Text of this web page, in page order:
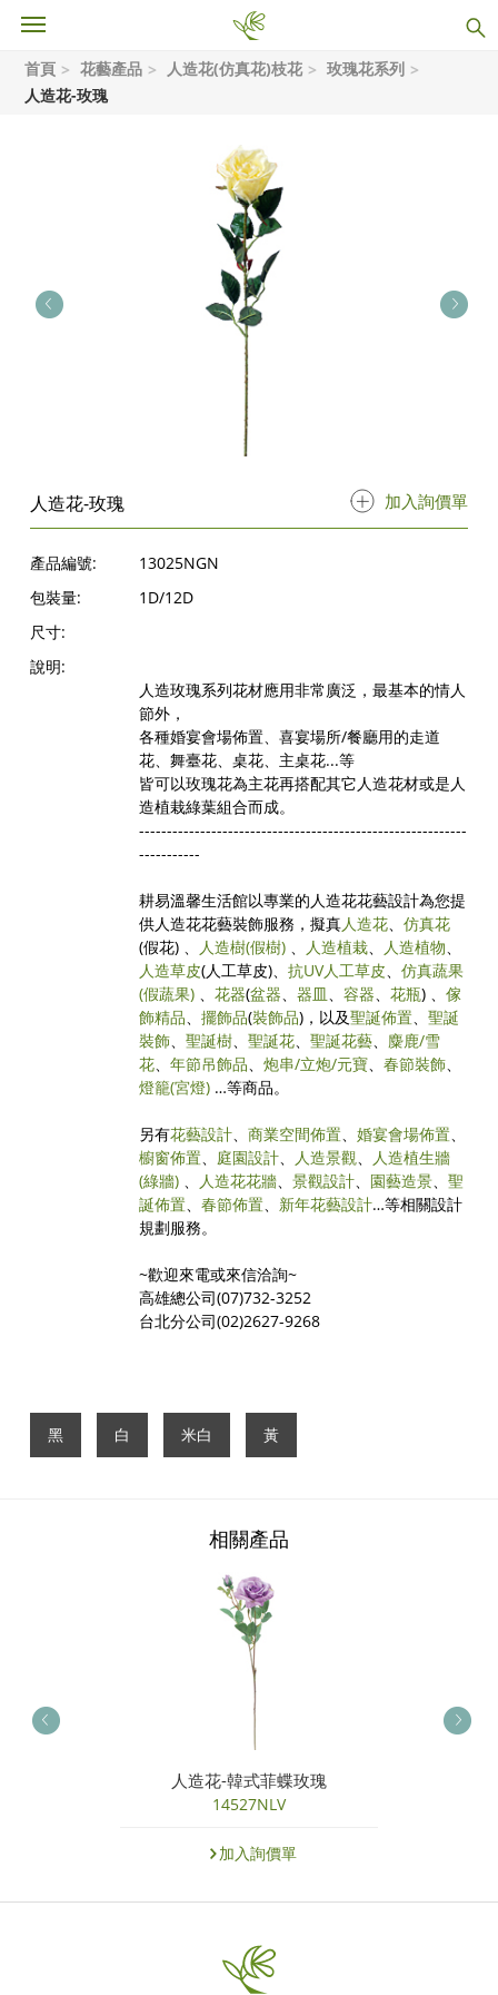
首頁 花藝產品 人造花(仿真花)枝花
玫瑰花系列
人造花-玫瑰
人造花-玫瑰 加入詢價單
產品編號:
13025NGN
包裝量:
1D/12D
尺寸:
說明:
人造玫瑰系列花材應用非常廣泛，最基本的情人
節外，
各種婚宴會場佈置、喜宴場所/餐廳用的走道
花、舞臺花、桌花、主桌花...等
皆可以玫瑰花為主花再搭配其它人造花材或是人
造植栽綠葉組合而成。
-----------------------------------------------------------
-----------
耕易溫馨生活館以專業的人造花花藝設計為您提
供人造花花藝裝飾服務，擬真人造花、仿真花
(假花) 、 人造樹(假樹) 、 人造植栽、 人造植物、
人造草皮(人工草皮)、抗UV人工草皮、仿真蔬果
(假蔬果) 、花器(盆器、器皿、容器、花瓶) 、傢
飾精品、擺飾品(裝飾品)，以及聖誕佈置、聖誕
裝飾、聖誕樹、聖誕花、聖誕花藝、 麋鹿/雪
花、年節吊飾品、炮串/立炮/元寶、春節裝飾、
燈籠(宮燈) …等商品。
另有花藝設計、商業空間佈置、婚宴會場佈置、
櫥窗佈置、 庭園設計、 人造景觀、 人造植生牆
(綠牆) 、 人造花花牆、景觀設計、 園藝造景、聖
誕佈置、春節佈置、 新年花藝設計…等相關設計
規劃服務。
~歡迎來電或來信洽詢~
高雄總公司(07)732-3252
台北分公司(02)2627-9268
黑 白 米白 黃
相關產品
人造花-韓式菲蝶玫瑰
14527NLV
加入詢價單